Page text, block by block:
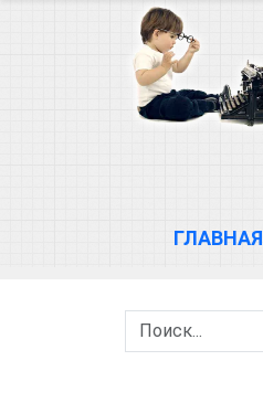
ГЛАВНАЯ